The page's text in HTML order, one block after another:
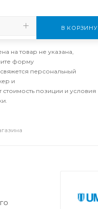
В КОРЗИНУ
на товар не указана,
форму
персональный
и
стоимость позиции и условия